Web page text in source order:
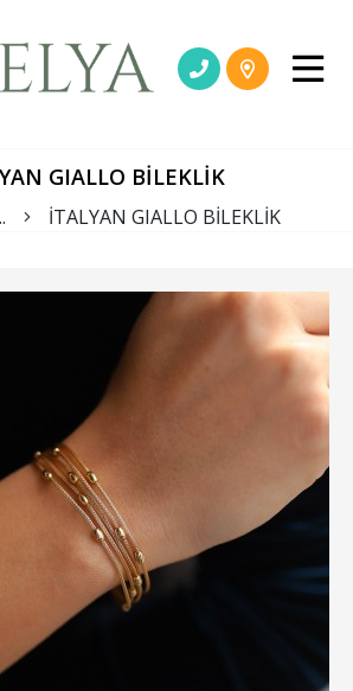
GIALLO BİLEKLİK
İTALYAN GIALLO BİLEKLİK